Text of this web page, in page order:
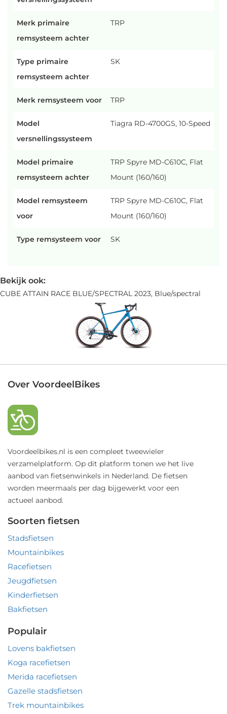
Merk primaire
remsysteem achter
TRP
Type primaire
remsysteem achter
SK
Merk remsysteem voor TRP
Model
versnellingssysteem
Tiagra RD-4700GS, 10-Speed
Model primaire
remsysteem achter
TRP Spyre MD-C610C, Flat
Mount (160/160)
Model remsysteem
voor
TRP Spyre MD-C610C, Flat
Mount (160/160)
Type remsysteem voor SK
Bekijk ook:
CUBE ATTAIN RACE BLUE/SPECTRAL 2023, Blue/spectral
Over VoordeelBikes
Voordeelbikes.nl is een compleet tweewieler
verzamelplatform. Op dit platform tonen we het live
aanbod van fietsenwinkels in Nederland. De fietsen
worden meermaals per dag bijgewerkt voor een
actueel aanbod.
Soorten fietsen
Stadsfietsen
Mountainbikes
Racefietsen
Jeugdfietsen
Kinderfietsen
Bakfietsen
Populair
Lovens bakfietsen
Koga racefietsen
Merida racefietsen
Gazelle stadsfietsen
Trek mountainbikes